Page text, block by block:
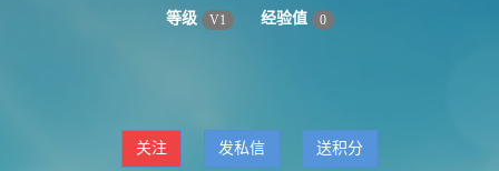
等级 V1 经验值 0
关注 发私信 送积分